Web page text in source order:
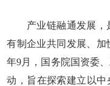
产业链融通发展，
有制企业共同发展、
年9月，国务院国资委
动，旨在探索建立以中